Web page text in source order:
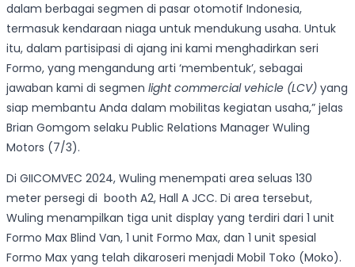
dalam berbagai segmen di pasar otomotif Indonesia,
termasuk kendaraan niaga untuk mendukung usaha. Untuk
itu, dalam partisipasi di ajang ini kami menghadirkan seri
Formo, yang mengandung arti ‘membentuk’, sebagai
jawaban kami di segmen light commercial vehicle (LCV) yang
siap membantu Anda dalam mobilitas kegiatan usaha,” jelas
Brian Gomgom selaku Public Relations Manager Wuling
Motors (7/3).
Di GIICOMVEC 2024, Wuling menempati area seluas 130
meter persegi di booth A2, Hall A JCC. Di area tersebut,
Wuling menampilkan tiga unit display yang terdiri dari 1 unit
Formo Max Blind Van, 1 unit Formo Max, dan 1 unit spesial
Formo Max yang telah dikaroseri menjadi Mobil Toko (Moko).